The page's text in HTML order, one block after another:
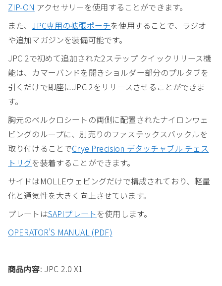
ZIP-ON アクセサリーを使用することができます。
また、 JPC専用の拡張ポーチを使用することで、ラジオ
や追加マガジンを装備可能です。
JPC 2で初めて追加された2ステップ クイックリリース機
能は、カマーバンドを開きショルダー部分のプルタブを
引くだけで即座にJPC 2をリリースさせることができま
す。
胸元のベルクロシートの両側に配置されたナイロンウェ
ビングのループに、別売りのファステックスバックルを
取り付けることでCrye Precision デタッチャブル チェス
トリグを装着することができます。
サイドはMOLLEウェビングだけで構成されており、軽量
化と通気性を大きく向上させています。
プレートはSAPIプレートを使用します。
OPERATOR’S MANUAL (PDF)
商品内容: JPC 2.0 X1